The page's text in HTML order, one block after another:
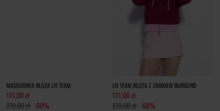
MASEŁKOWA BLUZA LH TEAM
111,00 zł
279,00 zł -60%
LH TEAM BLUZA Z ZAMKIEM BURGUND
111,00 zł
279,00 zł -60%